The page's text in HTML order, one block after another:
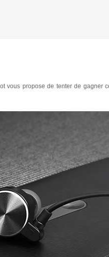
vous propose de tenter de gagner